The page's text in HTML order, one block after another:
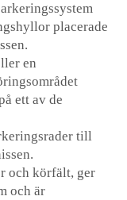
placerade
en
ett av de
till
och körfält, ger
och är